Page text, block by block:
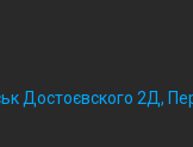
Достоєвского 2Д,